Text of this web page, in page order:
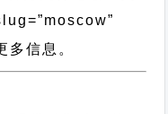
信息。